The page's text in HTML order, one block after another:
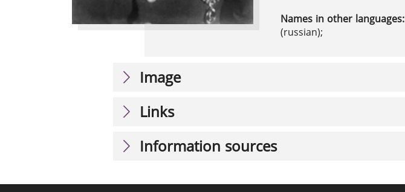
Names in other languages:
(russian);
Image
Links
Information sources